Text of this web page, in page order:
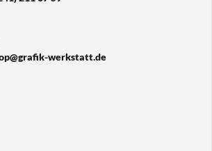
werkstatt.de